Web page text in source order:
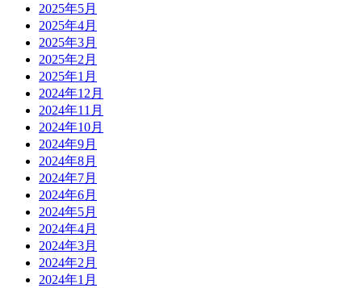
2025年5月
2025年4月
2025年3月
2025年2月
2025年1月
2024年12月
2024年11月
2024年10月
2024年9月
2024年8月
2024年7月
2024年6月
2024年5月
2024年4月
2024年3月
2024年2月
2024年1月